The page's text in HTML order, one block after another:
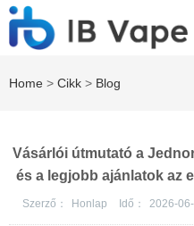
Home > Cikk > Blog
Vásárlói útmutató a
és a legjobb ajánlatok az
Szerző： Honlap Idő： 2026-